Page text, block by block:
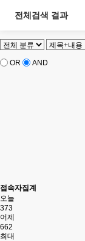
전체검색 결과
OR AND
접속자집계
오늘
373
어제
662
최대